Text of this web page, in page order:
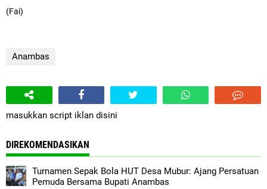
(Fai)
Anambas
masukkan script iklan disini
DIREKOMENDASIKAN
Turnamen Sepak Bola HUT Desa Mubur: Ajang Persatuan
Pemuda Bersama Bupati Anambas